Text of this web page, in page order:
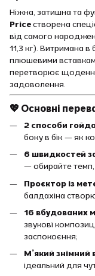
Ніжна, затишна та
Priceстворена
від самого
11,3 кг). Витримана в
плюшевими
перетворює
задоволення.
💖 Основні
2 способи
боку в бік — як
6 швидкостей
— обирайте темп,
Проєктор із
балдахіна
16 вбудованих
звукові
заспокоєння;
М’який
ідеальний для